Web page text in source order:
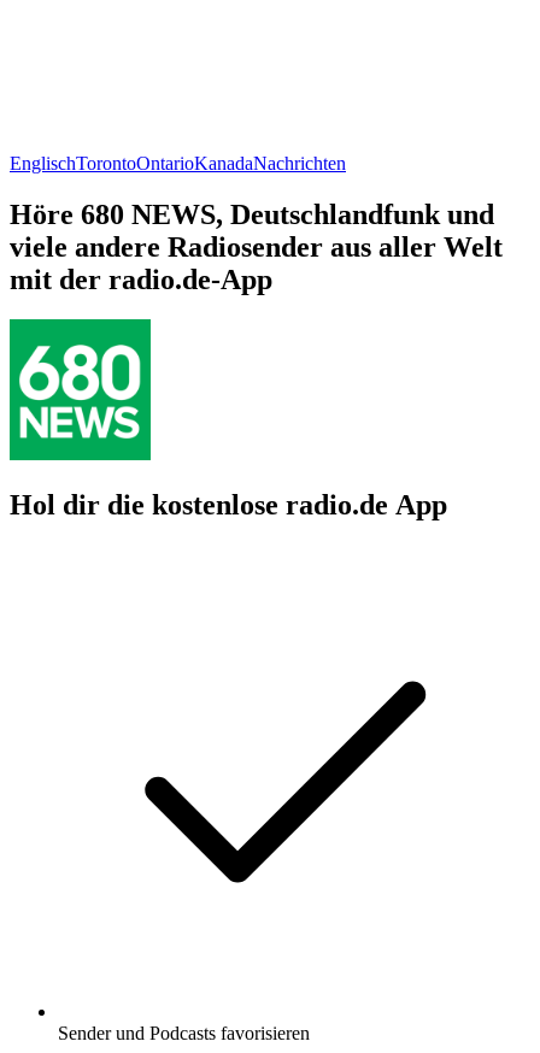
EnglischTorontoOntarioKanadaNachrichten
Höre 680 NEWS, Deutschlandfunk und
viele andere Radiosender aus aller Welt
mit der radio.de-App
Hol dir die kostenlose radio.de App
Sender und Podcasts favorisieren